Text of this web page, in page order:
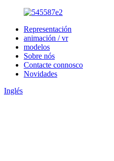
Representación
animación / vr
modelos
Sobre nós
Contacte connosco
Novidades
Inglés